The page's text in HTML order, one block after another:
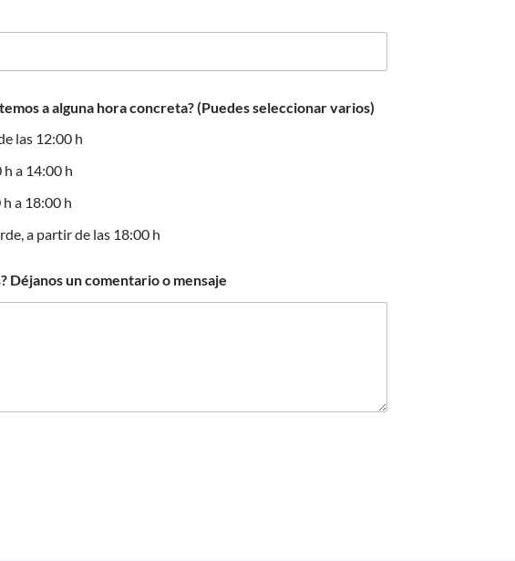
a alguna hora concreta? (Puedes seleccionar varios)
las 12:00 h
a 14:00 h
a 18:00 h
a partir de las 18:00 h
Déjanos un comentario o mensaje